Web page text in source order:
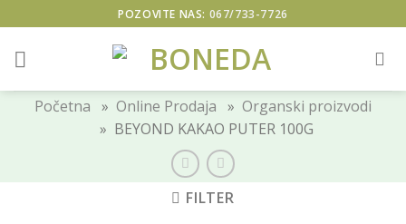
to
content
POZOVITE NAS: 067/733-7726
Početna » Online Prodaja » Organski proizvodi
» BEYOND KAKAO PUTER 100G
FILTER